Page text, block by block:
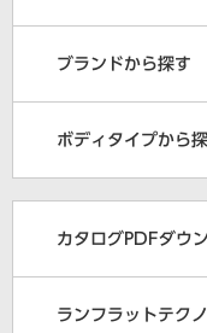
ブランドから探す
ボディタイプから
カタログPDFダウ
ランフラットテク